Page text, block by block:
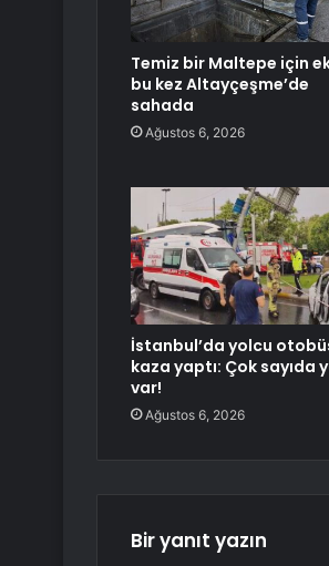
Temiz bir Maltepe için
bu kez Altayçeşme’de
sahada
Ağustos 6, 2026
İstanbul’da yolcu
kaza yaptı: Çok sayıda
var!
Ağustos 6, 2026
Bir yanıt yazın